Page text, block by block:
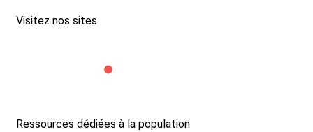
Visitez nos sites
Ressources dédiées à la population